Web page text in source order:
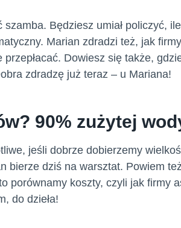
Będziesz umiał policzyć,
Marian zdradzi też, jak
Dowiesz się także,
zdradzę już teraz – u Mariana!
90% zużytej
jeśli dobrze dobierzemy
bierze dziś na warsztat. Powiem
porównamy koszty, czyli jak firmy
do dzieła!